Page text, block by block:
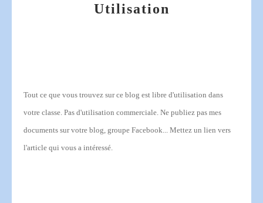
Utilisation
Tout ce que vous trouvez sur ce blog est libre d'utilisation dans
votre classe. Pas d'utilisation commerciale. Ne publiez pas mes
documents sur votre blog, groupe Facebook... Mettez un lien vers
l'article qui vous a intéressé.